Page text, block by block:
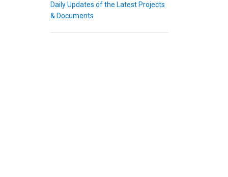
Daily Updates of the Latest Projects
& Documents